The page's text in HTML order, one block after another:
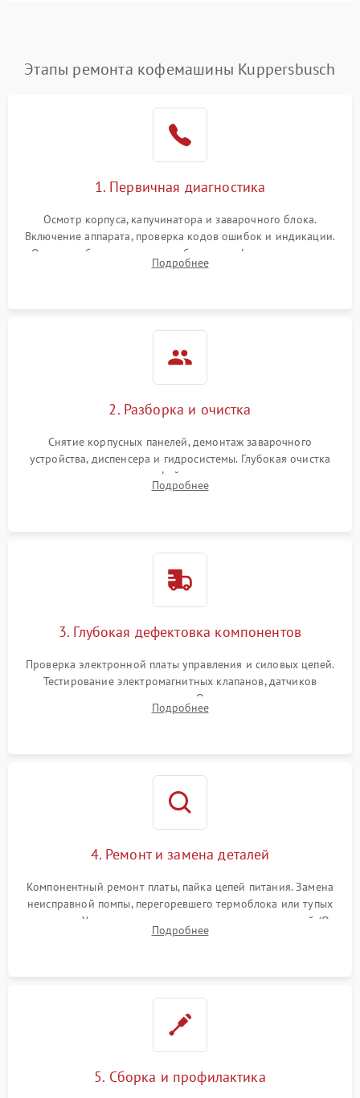
Этапы ремонта кофемашины Kuppersbusch
1. Первичная диагностика
Осмотр корпуса, капучинатора и заварочного блока.
Включение аппарата, проверка кодов ошибок и индикации.
Оценка работы помпы, термоблока и кофемолки на слух.
Измерение температуры и давления воды для выявления
Подробнее
2. Разборка и очистка
Снятие корпусных панелей, демонтаж заварочного
устройства, диспенсера и гидросистемы. Глубокая очистка
внутренних узлов от кофейных масел, жмыха и накипи.
Промывка дренажных каналов и фильтров с использованием
Подробнее
3. Глубокая дефектовка компонентов
Проверка электронной платы управления и силовых цепей.
Тестирование электромагнитных клапанов, датчиков
температуры и расходомера. Оценка степени износа
жерновов кофемолки, уплотнительных колец гидросистемы
Подробнее
4. Ремонт и замена деталей
Компонентный ремонт платы, пайка цепей питания. Замена
неисправной помпы, перегоревшего термоблока или тупых
жерновов. Установка новых силиконовых уплотнителей (O-
ring) и тефлоновых трубок для надежного устранения
Подробнее
5. Сборка и профилактика